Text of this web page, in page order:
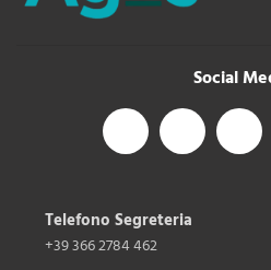
Social
Telefono Segreteria
+39 366 2784 462